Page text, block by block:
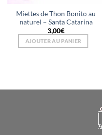
Miettes de Thon Bonito au
naturel – Santa Catarina
3,00€
AJOUTER AU PANIER